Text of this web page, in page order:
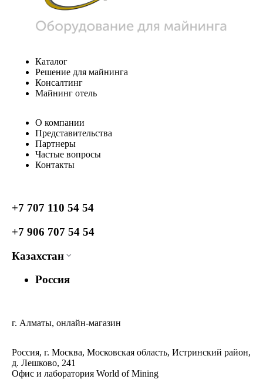
Каталог
Решение для майнинга
Консалтинг
Майнинг отель
О компании
Представительства
Партнеры
Частые вопросы
Контакты
+7 707 110 54 54
+7 906 707 54 54
Казахстан
Россия
г. Алматы, онлайн-магазин
Россия, г. Москва, Московская область, Истринский район,
д. Лешково, 241
Офис и лаборатория World of Mining